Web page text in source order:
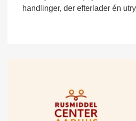
handlinger, der efterlader én